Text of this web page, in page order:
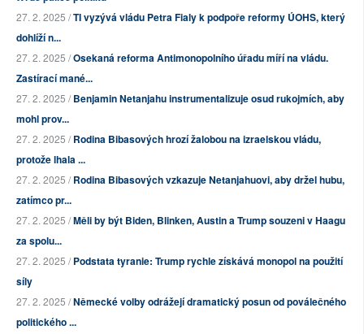
27. 2. 2025 /TI vyzývá vládu Petra Fialy k podpoře reformy ÚOHS, který
dohlíží n...
27. 2. 2025 /Osekaná reforma Antimonopolního úřadu míří na vládu.
Zastírací mané...
27. 2. 2025 /Benjamin Netanjahu instrumentalizuje osud rukojmích, aby
mohl prov...
27. 2. 2025 /Rodina Bibasových hrozí žalobou na izraelskou vládu,
protože lhala ...
27. 2. 2025 /Rodina Bibasových vzkazuje Netanjahuovi, aby držel hubu,
zatímco pr...
27. 2. 2025 /Měli by být Biden, Blinken, Austin a Trump souzeni v Haagu
za spolu...
27. 2. 2025 /Podstata tyranie: Trump rychle získává monopol na použití
síly
27. 2. 2025 /Německé volby odrážejí dramatický posun od poválečného
politického ...